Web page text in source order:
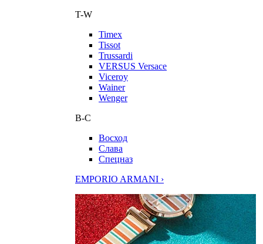
T-W
Timex
Tissot
Trussardi
VERSUS Versace
Viceroy
Wainer
Wenger
В-С
Восход
Слава
Спецназ
EMPORIO ARMANI ›